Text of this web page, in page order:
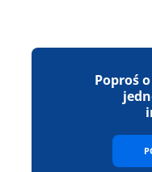
Poproś